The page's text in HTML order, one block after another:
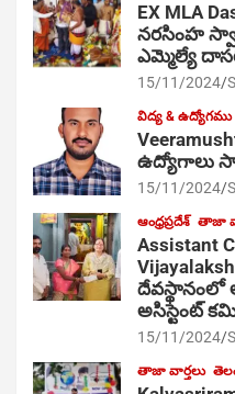
EX MLA
నరసింహ
ఎమ్మెల్యే
15/11/2024
విద్య & ఉద్యోగము
ఉద్యోగాలు
15/11/2024
ఆంధ్రప్రదేశ్ తాజా
Assistant
దేవస్థానంలో
అసిస్టెంట్
15/11/2024
తాజా వార్తలు